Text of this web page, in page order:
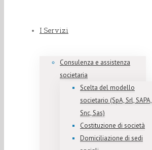
I Servizi
Consulenza e assistenza
societaria
Scelta del modello
societario (SpA, Srl, SAPA,
Snc, Sas)
Costituzione di società
Domiciliazione di sedi